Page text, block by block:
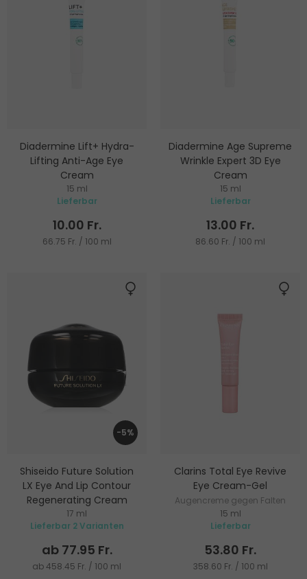
Diadermine Lift+ Hydra-
Lifting Anti-Age Eye
Cream
Augencreme gegen
Müdigkeits- und
Alterungszeichen
15 ml
Lieferbar
10.00 Fr.
66.75 Fr. / 100 ml
Diadermine Age Supreme
Wrinkle Expert 3D Eye
Cream
Anti-Falten Augencreme
15 ml
Lieferbar
13.00 Fr.
86.60 Fr. / 100 ml
-5%
Shiseido Future Solution
LX Eye And Lip Contour
Regenerating Cream
Augencreme
17 ml
Lieferbar 2 Varianten
ab 77.95 Fr.
ab 458.45 Fr. / 100 ml
Clarins Total Eye Revive
Eye Cream-Gel
Augencreme gegen Falten
15 ml
Lieferbar
53.80 Fr.
358.60 Fr. / 100 ml